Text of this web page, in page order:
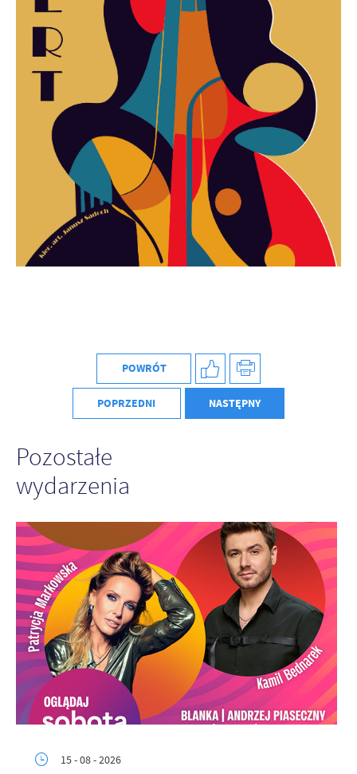
POWRÓT
POPRZEDNI NASTĘPNY
Pozostałe
wydarzenia
15 - 08 - 2026
Firmy te działają w charakterze pośredników prezentujących nasze
treści w postaci wiadomości, ofert, komunikatów mediów
społecznościowych.